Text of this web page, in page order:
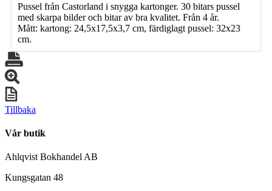
Pussel från Castorland i snygga kartonger. 30 bitars pussel
med skarpa bilder och bitar av bra kvalitet. Från 4 år.
Mått: kartong: 24,5x17,5x3,7 cm, färdiglagt pussel: 32x23
cm.
Tillbaka
Vår butik
Ahlqvist Bokhandel AB
Kungsgatan 48